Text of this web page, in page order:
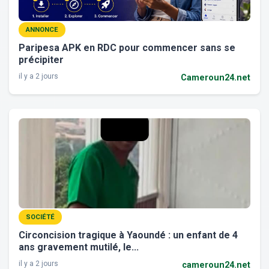
ANNONCE
Paripesa APK en RDC pour commencer sans se
précipiter
il y a 2 jours Cameroun24.net
SOCIÉTÉ
Circoncision tragique à Yaoundé : un enfant de 4
ans gravement mutilé, le...
il y a 2 jours cameroun24.net